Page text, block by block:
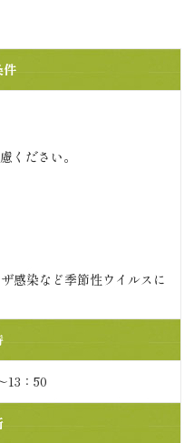
件
ください。
感染など季節性ウイルスに
：50